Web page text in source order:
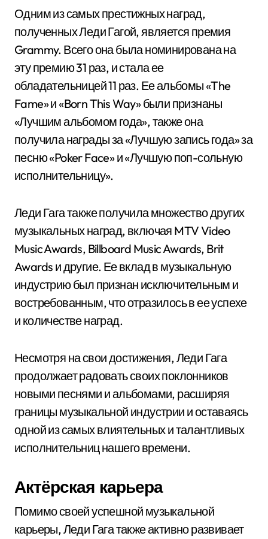
Одним из самых престижных наград,
полученных Леди Гагой, является премия
Grammy. Всего она была номинирована на
эту премию 31 раз, и стала ее
обладательницей 11 раз. Ее альбомы «The
Fame» и «Born This Way» были признаны
«Лучшим альбомом года», также она
получила награды за «Лучшую запись года» за
песню «Poker Face» и «Лучшую поп-сольную
исполнительницу».
Леди Гага также получила множество других
музыкальных наград, включая MTV Video
Music Awards, Billboard Music Awards, Brit
Awards и другие. Ее вклад в музыкальную
индустрию был признан исключительным и
востребованным, что отразилось в ее успехе
и количестве наград.
Несмотря на свои достижения, Леди Гага
продолжает радовать своих поклонников
новыми песнями и альбомами, расширяя
границы музыкальной индустрии и оставаясь
одной из самых влиятельных и талантливых
исполнительниц нашего времени.
Актёрская карьера
Помимо своей успешной музыкальной
карьеры, Леди Гага также активно развивает